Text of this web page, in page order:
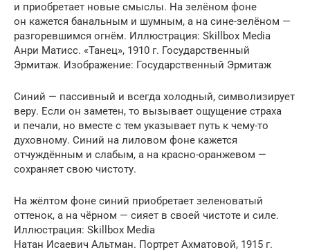
и приобретает новые смыслы. На зелёном фоне
он кажется банальным и шумным, а на сине-зелёном —
разгоревшимся огнём. Иллюстрация: Skillbox Media
Анри Матисс. «Танец», 1910 г. Государственный
Эрмитаж. Изображение: Государственный Эрмитаж
Синий — пассивный и всегда холодный, символизирует
веру. Если он заметен, то вызывает ощущение страха
и печали, но вместе с тем указывает путь к чему-то
духовному. Синий на лиловом фоне кажется
отчуждённым и слабым, а на красно-оранжевом —
сохраняет свою чистоту.
На жёлтом фоне синий приобретает зеленоватый
оттенок, а на чёрном — сияет в своей чистоте и силе.
Иллюстрация: Skillbox Media
Натан Исаевич Альтман. Портрет Ахматовой, 1915 г.